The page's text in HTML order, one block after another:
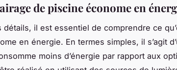
de piscine économe en
il est essentiel de comprendre ce
en énergie. En termes simples, il s’agit
moins d’énergie par rapport aux